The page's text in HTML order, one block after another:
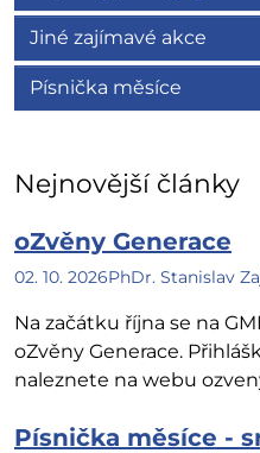
Jiné zajímavé akce
Písnička měsíce
Nejnovější články
oZvěny Generace
02. 10. 2026PhDr. Stanislav
Na začátku října se na
oZvěny Generace.
naleznete na webu
Písnička měsíce -